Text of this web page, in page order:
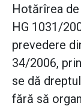
Hotărîrea de
HG 1031/
prevedere
34/2006,
se dă
fără să